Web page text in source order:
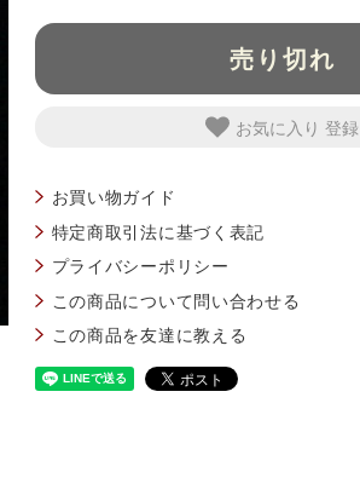
売り切れ
お気に入り
お買い物ガイド
特定商取引法に基づく表記
プライバシーポリシー
この商品について問い合わせる
この商品を友達に教える